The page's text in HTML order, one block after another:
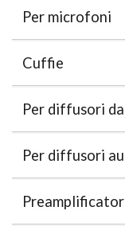
Per microfoni
Cuffie
Per diffusori
Per diffusori